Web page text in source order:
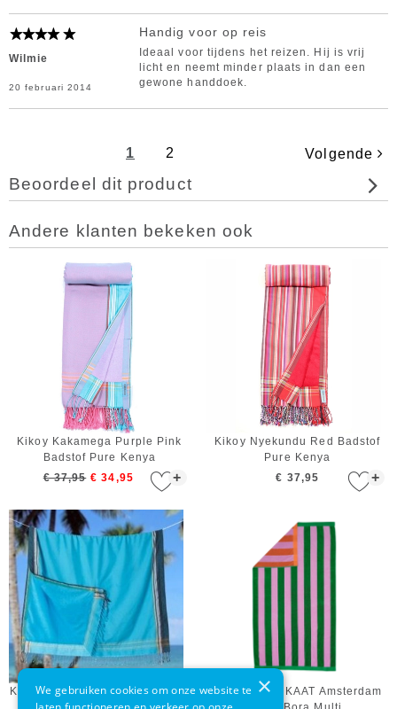
Wilmie
20 februari 2014
Handig voor op reis
Ideaal voor tijdens het reizen. Hij is vrij
licht en neemt minder plaats in dan een
gewone handdoek.
1 2 Volgende
Beoordeel dit product
Andere klanten bekeken ook
+
Kikoy Kakamega Purple Pink
Badstof Pure Kenya
€ 37,95 € 34,95 +
Kikoy Nyekundu Red Badstof
Pure Kenya
€ 37,95
Kikoy Jambo Blue Badstof Pure
Strandlaken KAAT Amsterdam
×
We gebruiken cookies om onze website te